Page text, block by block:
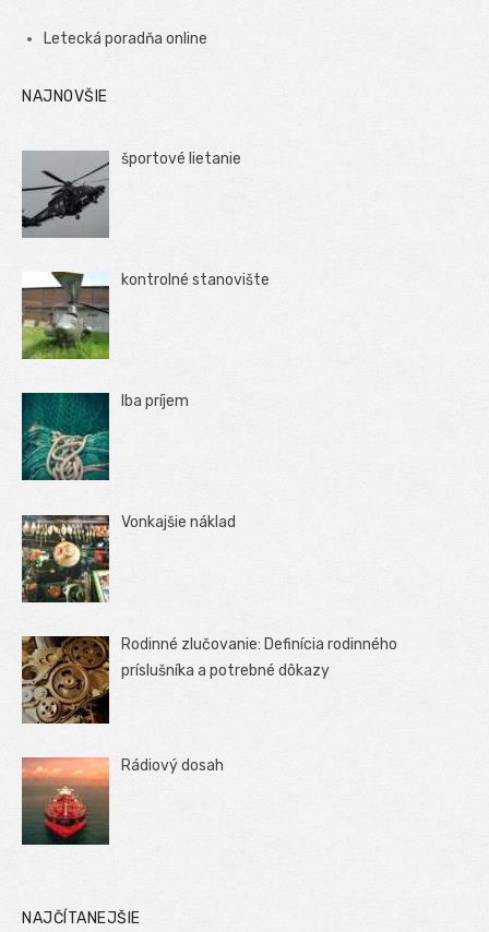
Letecká poradňa online
NAJNOVŠIE
športové lietanie
kontrolné stanovište
Iba príjem
Vonkajšie náklad
Rodinné zlučovanie: Definícia rodinného
príslušníka a potrebné dôkazy
Rádiový dosah
NAJČÍTANEJŠIE